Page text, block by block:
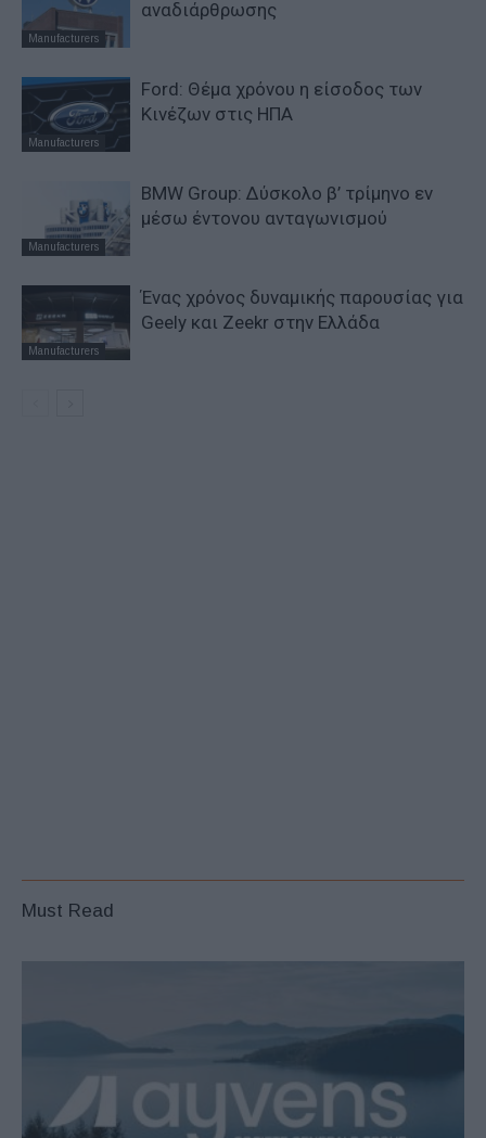
Manufacturers
αναδιάρθρωσης
Manufacturers
Ford: Θέμα χρόνου η είσοδος των
Κινέζων στις ΗΠΑ
Manufacturers
BMW Group: Δύσκολο β’ τρίμηνο εν
μέσω έντονου ανταγωνισμού
Manufacturers
Ένας χρόνος δυναμικής παρουσίας για
Geely και Zeekr στην Ελλάδα
Must Read